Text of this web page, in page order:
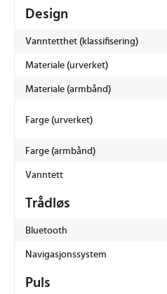
Design
Vanntetthet (klassifisering)
Materiale (urverket)
Materiale (armbånd)
Farge (urverket)
Farge (armbånd)
Vanntett
Trådløs
Bluetooth
Navigasjonssystem
Puls